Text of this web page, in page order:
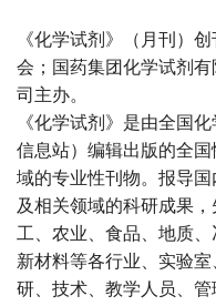
《化学试剂》（月刊）
会；国药集团化学试剂
司主办。
《化学试剂》是由全国
信息站）编辑出版的全
域的专业性刊物。报导
及相关领域的科研成果
工、农业、食品、地质
新材料等各行业、实验室
研、技术、教学人员、管